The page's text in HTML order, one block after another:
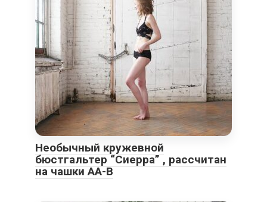
Необычный кружевной
бюстгальтер “Сиерра” , рассчитан
на чашки АА-В